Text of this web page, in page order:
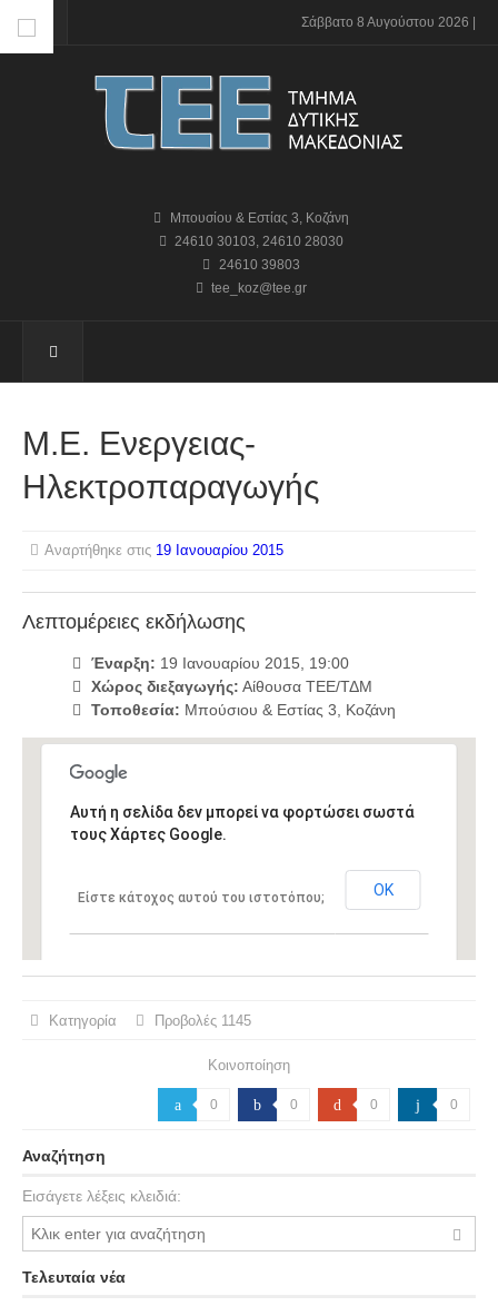
Σάββατο 8 Αυγούστου 2026 |
Μπουσίου & Εστίας 3, Κοζάνη
24610 30103,24610 28030
24610 39803
tee_koz@tee.gr
Μ.Ε. Ενεργειας-
Ηλεκτροπαραγωγής
Αναρτήθηκε στις 19 Ιανουαρίου 2015
Λεπτομέρειες εκδήλωσης
Έναρξη: 19 Ιανουαρίου 2015, 19:00
Χώρος διεξαγωγής: Αίθουσα ΤΕΕ/ΤΔΜ
Τοποθεσία: Μπούσιου & Εστίας 3, Κοζάνη
Αυτή η σελίδα δεν μπορεί να φορτώσει σωστά
τους Χάρτες Google.
Είστε κάτοχος αυτού του ιστοτόπου; ΟΚ
Κατηγορία Προβολές 1145
Κοινοποίηση
a 0 b 0 d 0 j 0
Αναζήτηση
Εισάγετε λέξεις κλειδιά:
Τελευταία νέα